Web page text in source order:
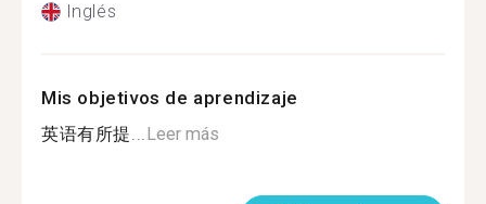
Inglés
Mis objetivos de aprendizaje
英语有所提...Leer más